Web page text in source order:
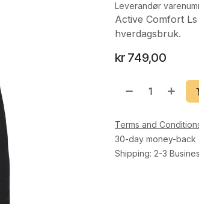
Leverandør
Active Comfort
hverdagsbruk.
kr 749,00
Terms and
30-day money-back
Shipping: 2-3